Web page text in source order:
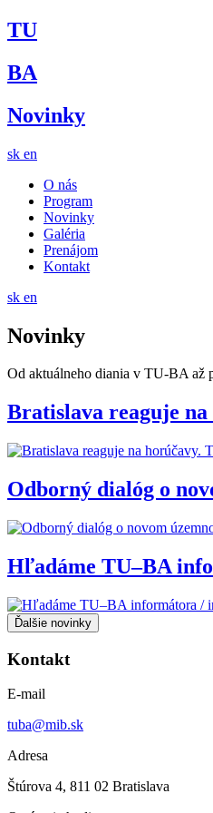
TU
BA
Novinky
sk en
O nás
Program
Novinky
Galéria
Prenájom
Kontakt
sk en
Novinky
Od aktuálneho diania v TU-BA až
Bratislava reaguje
Odborný dialóg o
Hľadáme TU–BA
Ďalšie novinky
Kontakt
E-mail
tuba@mib.sk
Adresa
Štúrova 4, 811 02 Bratislava